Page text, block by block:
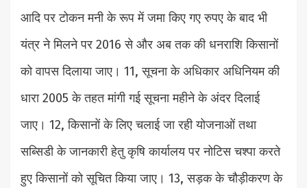
आदि पर टोकन मनी के रूप में जमा किए गए रुपए के बाद भी
यंत्र ने मिलने पर 2016 से और अब तक की धनराशि किसानों
को वापस दिलाया जाए। 11, सूचना के अधिकार अधिनियम की
धारा 2005 के तहत मांगी गई सूचना महीने के अंदर दिलाई
जाए। 12, किसानों के लिए चलाई जा रही योजनाओं तथा
सब्सिडी के जानकारी हेतु कृषि कार्यालय पर नोटिस चश्पा करते
हुए किसानों को सूचित किया जाए। 13, सड़क के चौड़ीकरण के